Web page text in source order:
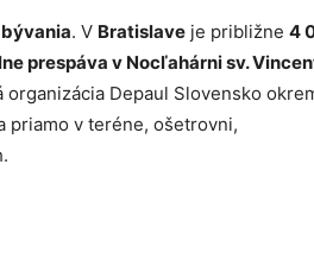
. V Bratislave je približne 4
prespáva v Nocľahárni sv.
Depaul Slovensko
priamo v teréne, ošetrovni,